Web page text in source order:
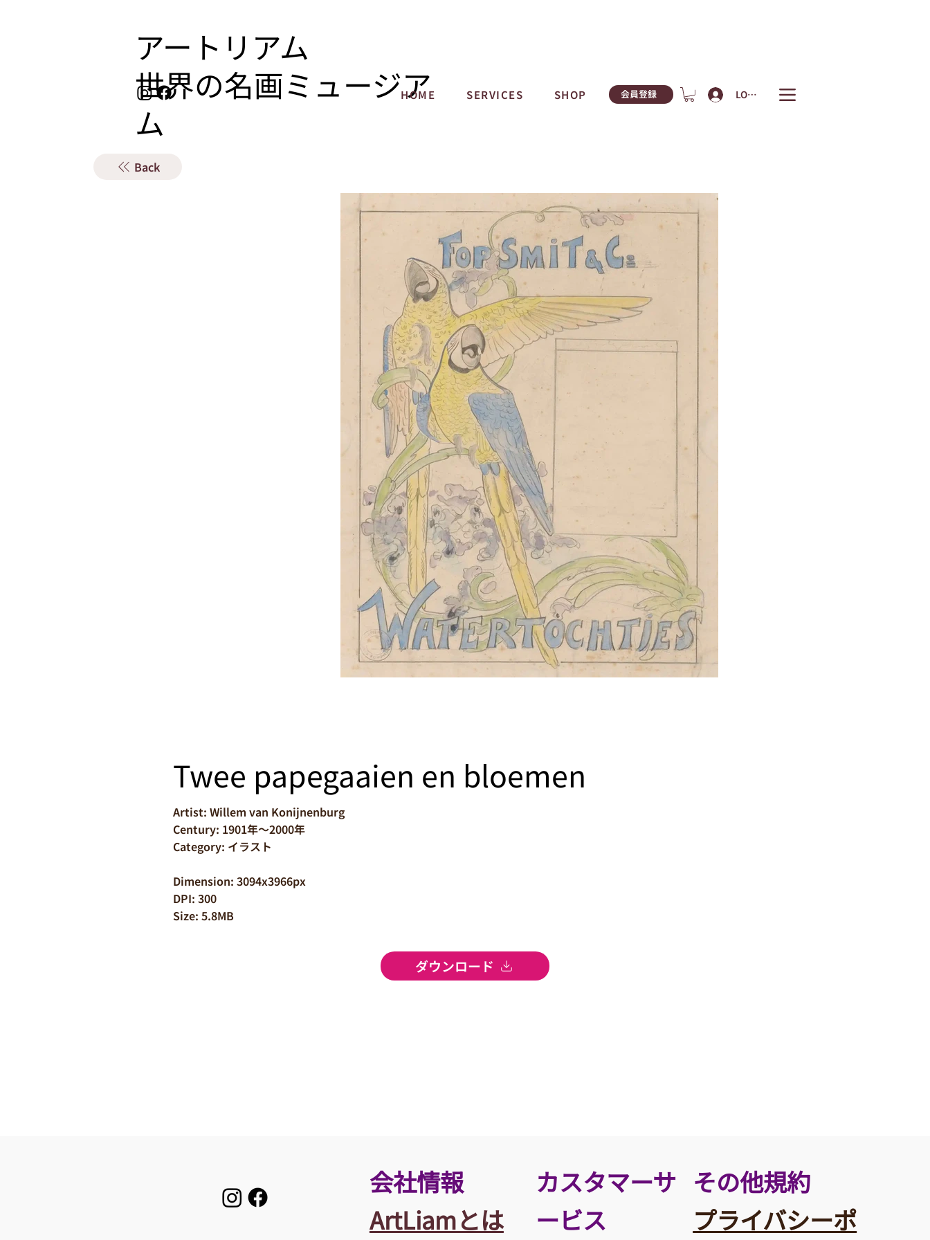
アートリアム
​世界の名画ミュージア
ム
HOME SERVICES SHOP 会員登録 LOGIN
Back
Twee papegaaien en bloemen
Artist: Willem van Konijnenburg
Century: 1901年～2000年
Category: イラスト
Dimension: 3094x3966px
DPI: 300
Size: 5.8MB
ダウンロード
​会社情報
ArtLiamとは
カスタマーサ
ービス
その他規約
プライバシーポ